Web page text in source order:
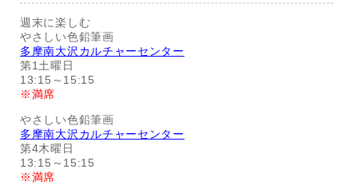
週末に楽しむ
やさしい色鉛筆画
多摩南大沢カルチャーセンター
第1土曜日
13:15～15:15
※満席
やさしい色鉛筆画
多摩南大沢カルチャーセンター
第4木曜日
13:15～15:15
※満席